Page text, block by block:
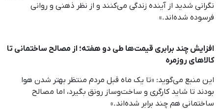
نگرانی شدید از آینده زندگی می‌کنند و از نظر ذهنی و روانی
فرسوده شده‌اند.»
افزایش چند برابری قیمت‌ها طی دو هفته؛ از مصالح ساختمانی تا
کالاهای روزمره
این منبع می‌گوید: «تا یک ماه قبل مردم منتظر بهتر شدن هوا
بودند تا شاید کارگری و ساخت‌وساز رونق بگیرد، اما مصالح
ساختمانی هم چند برابر شده‌اند.»